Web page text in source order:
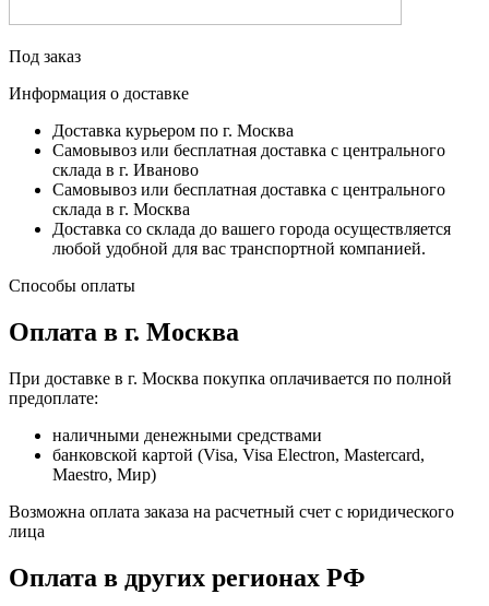
Под заказ
Информация о доставке
Доставка курьером по г. Москва
Самовывоз или бесплатная доставка с центрального
склада в г. Иваново
Самовывоз или бесплатная доставка с центрального
склада в г. Москва
Доставка со склада до вашего города осуществляется
любой удобной для вас транспортной компанией.
Способы оплаты
Оплата в г. Москва
При доставке в г. Москва покупка оплачивается по полной
предоплате:
наличными денежными средствами
банковской картой (Visa, Visa Electron, Mastercard,
Maestro, Мир)
Возможна оплата заказа на расчетный счет с юридического
лица
Оплата в других регионах РФ